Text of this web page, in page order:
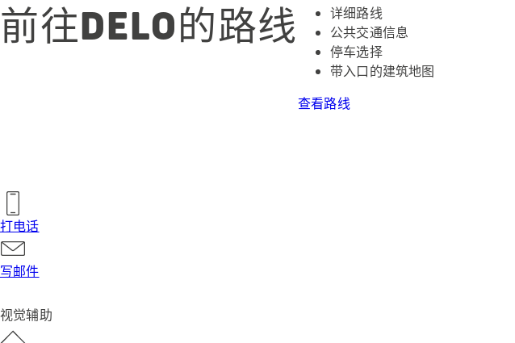
前往DELO的路线
详细路线
公共交通信息
停车选择
带入口的建筑地图
查看路线
打电话
写邮件
视觉辅助